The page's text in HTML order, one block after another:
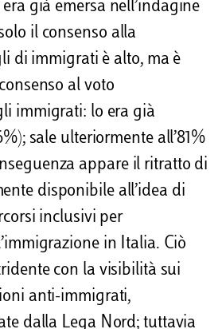
già emersa nell’indagine
il consenso alla
di immigrati è alto, ma è
al voto
immigrati: lo era già
sale ulteriormente all’81%
appare il ritratto di
disponibile all’idea di
inclusivi per
in Italia. Ciò
con la visibilità sui
anti-immigrati,
dalla Lega Nord; tuttavia